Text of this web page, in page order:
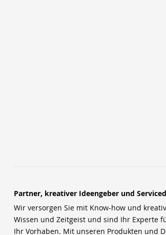
Partner, kreativer Ideengeber und
Wir versorgen Sie mit Know-how und
Wissen und Zeitgeist und sind Ihr Experte
Ihr Vorhaben. Mit unseren Produkten und